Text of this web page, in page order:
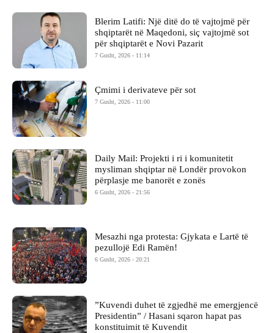
Blerim Latifi: Një ditë do të vajtojmë për
shqiptarët në Maqedoni, siç vajtojmë sot
për shqiptarët e Novi Pazarit
7 Gusht, 2026 - 11:14
Çmimi i derivateve për sot
7 Gusht, 2026 - 11:00
Daily Mail: Projekti i ri i komunitetit
mysliman shqiptar në Londër provokon
përplasje me banorët e zonës
6 Gusht, 2026 - 21:56
Mesazhi nga protesta: Gjykata e Lartë të
pezullojë Edi Ramën!
6 Gusht, 2026 - 20:21
​”Kuvendi duhet të zgjedhë me emergjencë
Presidentin” / Hasani sqaron hapat pas
konstituimit të Kuvendit